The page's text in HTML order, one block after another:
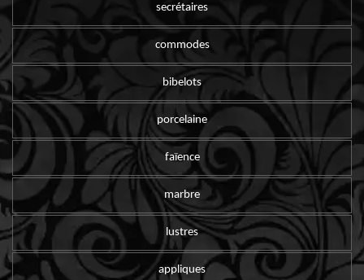
secrétaires
commodes
bibelots
porcelaine
faïence
marbre
lustres
appliques